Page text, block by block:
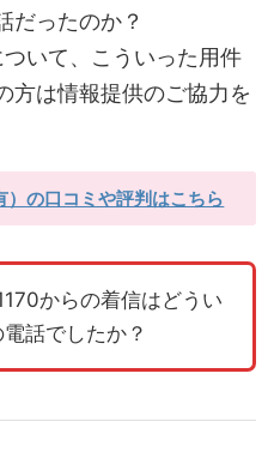
だったのか？
いて、こういった用件
方は情報提供のご協力を
）の口コミや評判はこちら
からの着信はどうい
話でしたか？